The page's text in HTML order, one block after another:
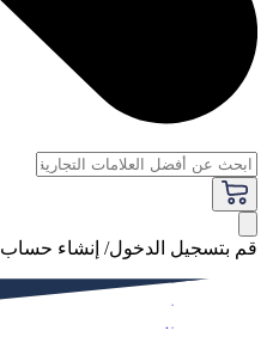
قم بتسجيل الدخول/ إنشاء حساب
فاخر
النساء
الرجال